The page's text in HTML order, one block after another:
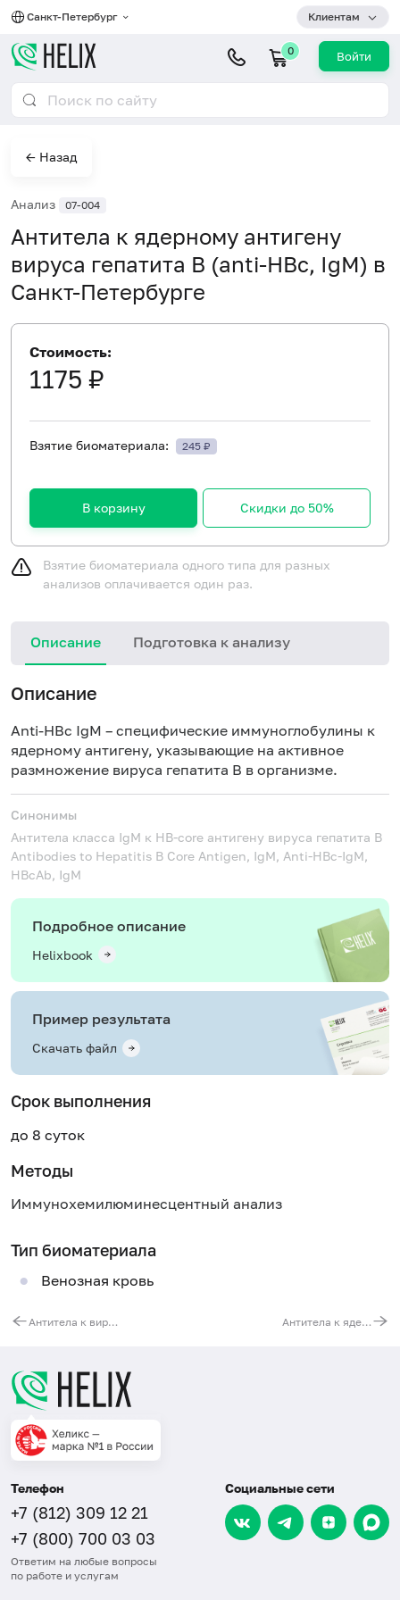
Санкт-Петербург Клиентам
0 Войти
← Назад
Анализ 07-004
Антитела к ядерному антигену
вируса гепатита B (anti-HBc, IgM) в
Санкт-Петербурге
Стоимость:
1175 ₽
Взятие биоматериала: 245 ₽
В корзину Скидки до 50%
Взятие биоматериала одного типа для разных
анализов оплачивается один раз.
Описание Подготовка к анализу
Описание
Anti-HBc IgM – специфические иммуноглобулины к
ядерному антигену, указывающие на активное
размножение вируса гепатита В в организме.
Синонимы
Антитела класса IgM к HB-core антигену вируса гепатита В
Antibodies to Hepatitis B Core Antigen, IgM, Anti-HBc-IgM,
HBcAb, IgM
Подробное описание
Helixbook
Пример результата
Скачать файл
Срок выполнения
до 8 суток
Методы
Иммунохемилюминесцентный анализ
Тип биоматериала
Венозная кровь
Антитела к вирусу гепатита A (anti-HAV, IgM) Антитела к ядерному антигену вируса гепатита B (anti-HBc), суммарные
Телефон
+7 (812) 309 12 21
+7 (800) 700 03 03
Ответим на любые вопросы
по работе и услугам
Социальные сети